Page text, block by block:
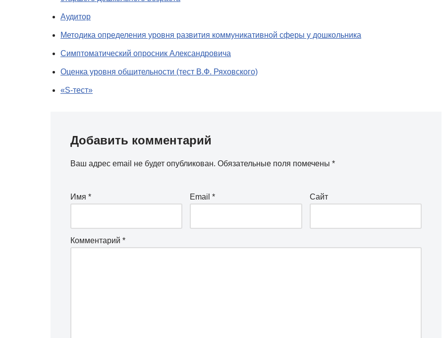
Аудитор
Методика определения уровня развития коммуникативной сферы у дошкольника
Симптоматический опросник Александровича
Оценка уровня общительности (тест В.Ф. Ряховского)
«S-тест»
Добавить комментарий
Ваш адрес email не будет опубликован. Обязательные поля помечены *
Имя * Email* Сайт
Комментарий *